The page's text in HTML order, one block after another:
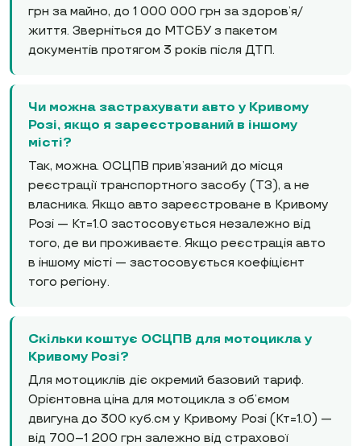
грн за майно, до 1 000 000 грн за здоров’я/
життя. Зверніться до МТСБУ з пакетом
документів протягом 3 років після ДТП.
Чи можна застрахувати авто у Кривому
Розі, якщо я зареєстрований в іншому
місті?
Так, можна. ОСЦПВ прив’язаний до місця
реєстрації транспортного засобу (ТЗ), а не
власника. Якщо авто зареєстроване в Кривому
Розі — Кт=1.0 застосовується незалежно від
того, де ви проживаєте. Якщо реєстрація авто
в іншому місті — застосовується коефіцієнт
того регіону.
Скільки коштує ОСЦПВ для мотоцикла у
Кривому Розі?
Для мотоциклів діє окремий базовий тариф.
Орієнтовна ціна для мотоцикла з об’ємом
двигуна до 300 куб.см у Кривому Розі (Кт=1.0) —
від 700–1 200 грн залежно від страхової